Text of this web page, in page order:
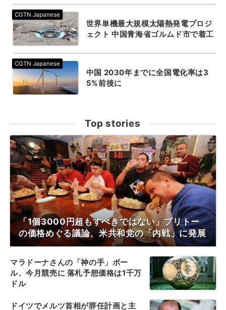
世界単機最大規模太陽熱発電プロジ
ェクト 中国青海省ゴルムド市で着工
中国 2030年までに全国電化率は3
5%前後に
Top stories
「1個3000円超もすべきではない」ブリトー
の価格めぐる議論、米共和党の「内戦」に発展
マラドーナさんの「神の手」ボー
ル、今月競売に 落札予想価格は1千万
ドル
ドイツでメルツ首相が辞任計画と主